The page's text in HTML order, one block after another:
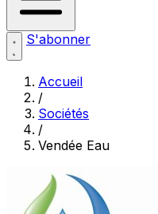
S'abonner
Accueil
/
Sociétés
/
Vendée Eau